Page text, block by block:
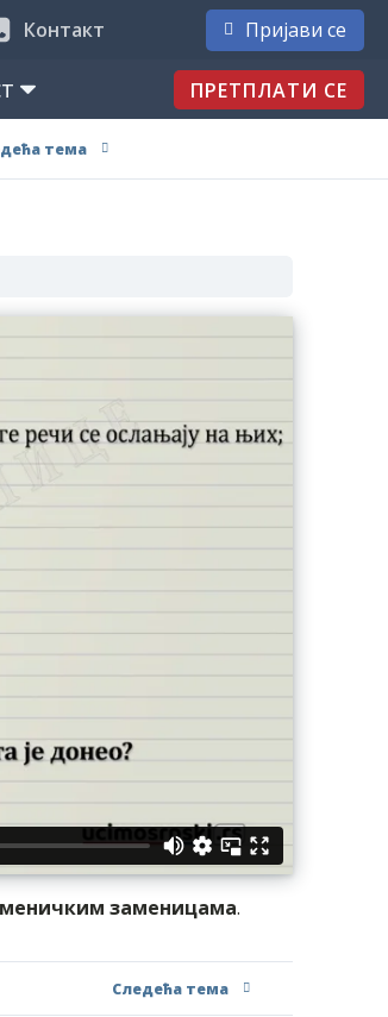
Контакт Пријави се
ПРЕТПЛАТИ СЕ
тема
заменицама.
Следећа тема